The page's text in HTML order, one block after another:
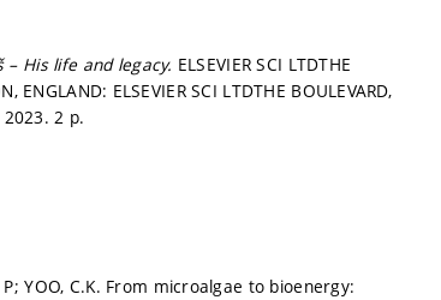
– His life and legacy. ELSEVIER SCI LTDTHE
ENGLAND: ELSEVIER SCI LTDTHE BOULEVARD,
2023. 2 p.
P; YOO, C.K. From microalgae to bioenergy: